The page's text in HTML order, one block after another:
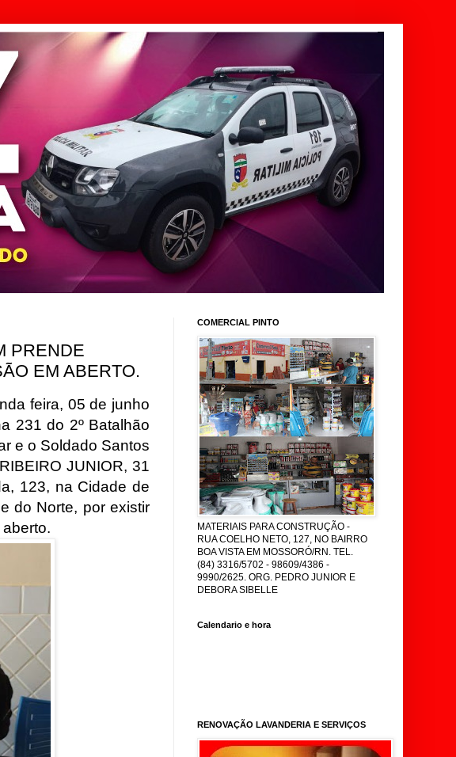
PRENDE
EM ABERTO.
feira, 05 de junho
231 do 2º Batalhão
e o Soldado Santos
JUNIOR, 31
123, na Cidade de
do Norte, por existir
COMERCIAL PINTO
MATERIAIS PARA CONSTRUÇÃO -
RUA COELHO NETO, 127, NO BAIRRO
BOA VISTA EM MOSSORÓ/RN. TEL.
(84) 3316/5702 - 98609/4386 -
9990/2625. ORG. PEDRO JUNIOR E
DEBORA SIBELLE
Calendario e hora
RENOVAÇÃO LAVANDERIA E SERVIÇOS